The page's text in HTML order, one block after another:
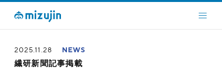
2025.11.28 NEWS
繊研新聞記事掲載